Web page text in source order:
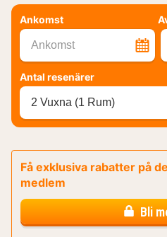
Ankomst
Ankomst
Antal resenärer
2 Vuxna (1 Rum)
Få exklusiva rabatter på
medlem
Bli